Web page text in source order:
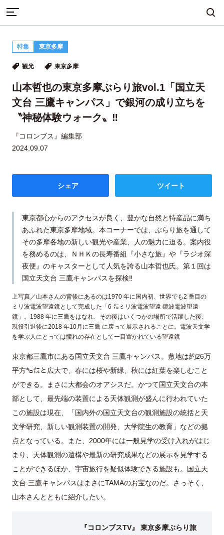
自然・歴史・文化 食・グルメ
観光
山本哲也の東京多摩ぶらり旅vol.1「国立天文台 三鷹キャンパ
ス」で銀河の成り立ちを〝神秘体験ウォーク〟‼
特集 東京多摩
観光 東京多摩
山本哲也の東京多摩ぶらり旅vol.1「国立天
文台 三鷹キャンパス」で銀河の成り立ちを
〝神秘体験ウォーク〟‼
『コロンブス』編集部
2024.09.07
シェア ツイート
東京都心からのアクセスが良く、豊かな自然と特産品に満ち
あふれた東京多摩地域。本コーナーでは、ぶらり旅を通して
その多摩各地の新しい観光や産業、人の魅力に迫る。案内役
を務めるのは、ＮＨＫの長寿番組『小さな旅』や『ラジオ深
夜便』のキャスターとして人気を誇る山本哲也氏。第１回は
国立天文台 三鷹キャンパスを探検‼
上写真／山本さんの背後にあるのは1970 年に国内初、世界でも2 番目の
ミリ波電波望遠鏡として完成した「6 ㍍ミリ波電波望遠 鏡波電波望遠
鏡」。1988 年に三鷹をはなれ、その後はいくつかの場所で活躍した後、
現役引退後に2018 年10月に三鷹 に戻って展示されることに。電波天文学
を学ぶ人にとっては憧れの存在として一目置かれている望遠鏡
東京都三鷹市にある国立天文台 三鷹キャンパス。敷地は約26万
平方㌔㍍と広大で、春には桜や新緑、秋には紅葉を楽しむこと
ができる。まさに大都会のオアシスだ。かつて国立天文台の本
部として、最先端の装置による天体観測が盛んに行われていた
この施設は現在、「国内外の国立天文台の観測施設の統括と天
文学研究、新しい観測装置の開発、大学院生の教育」などの拠
点となっている。また、2000年には一般見学の受け入れがはじ
まり、天体観測の遺構や最新の研究成果などの展示を見学する
ことができるほか、宇宙旅行を疑似体験できる施設も。国立天
文台 三鷹キャンパスはまさにTAMAのお宝なのだ。さっそく、
山本さんとともに紹介したい。
『コロンブスTV』 東京多摩ぶらり旅